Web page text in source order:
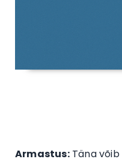
Armastus:Täna võib